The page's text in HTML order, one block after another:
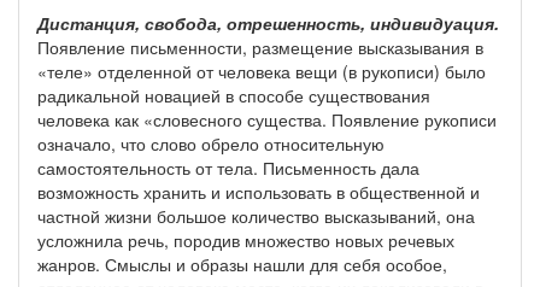
Дистанция, свобода, отрешенность, индивидуация.
Появление письменности, размещение высказывания в
«теле» отделенной от человека вещи (в рукописи) было
радикальной новацией в способе существования
человека как «словесного существа. Появление рукописи
означало, что слово обрело относительную
самостоятельность от тела. Письменность дала
возможность хранить и использовать в общественной и
частной жизни большое количество высказываний, она
усложнила речь, породив множество новых речевых
жанров. Смыслы и образы нашли для себя особое,